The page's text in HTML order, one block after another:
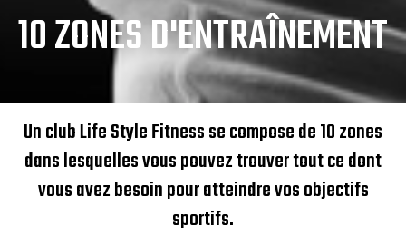
10 ZONES D'ENTRAÎNEMENT
Un club Life Style Fitness se compose de 10 zones
dans lesquelles vous pouvez trouver tout ce dont
vous avez besoin pour atteindre vos objectifs
sportifs.